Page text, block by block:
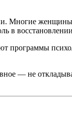
Многие
в
программы
— не